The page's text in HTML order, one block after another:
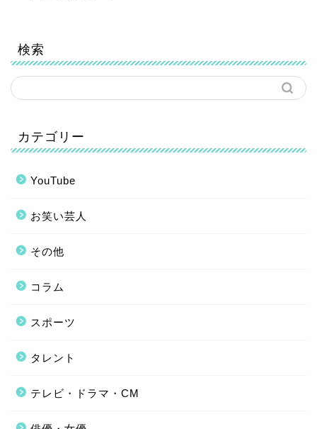
検索
カテゴリー
YouTube
お笑い芸人
その他
コラム
スポーツ
タレント
テレビ・ドラマ・CM